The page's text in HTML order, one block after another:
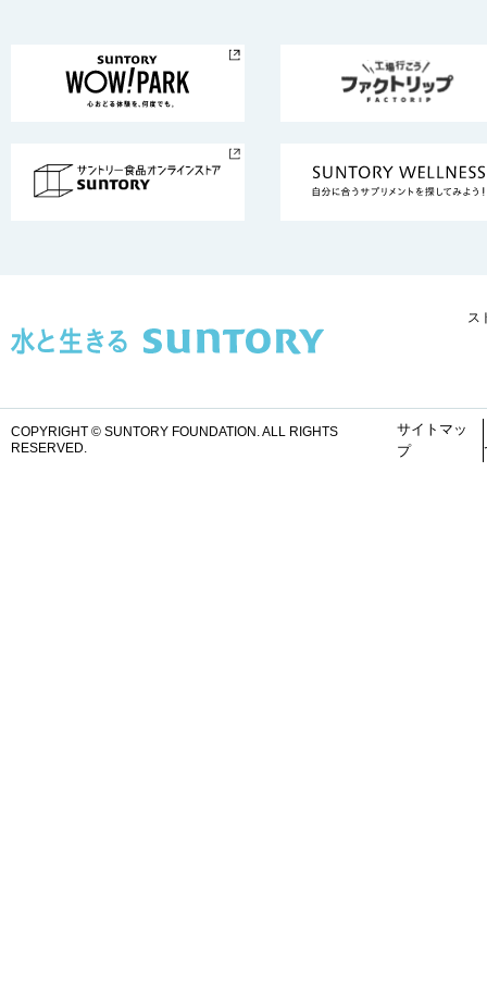
ス
COPYRIGHT © SUNTORY FOUNDATION.ALL RIGHTS
RESERVED.
サイトマッ
プ